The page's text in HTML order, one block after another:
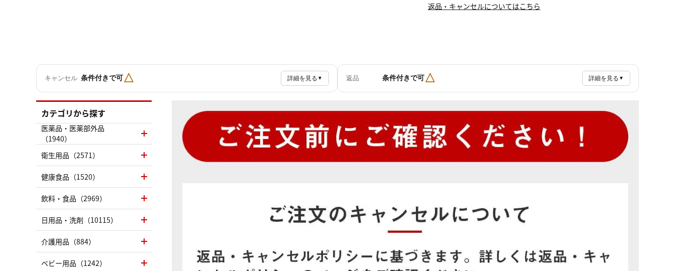
返品・キャンセルについてはこちら
キャンセル 条件付きで可△ 詳細を見る ▼ 返品 条件付きで可△ 詳細を見る ▼
カテゴリから探す
医薬品・医薬部外品
（1940）
衛生用品（2571）
健康食品（1520）
飲料・食品（2969）
日用品・洗剤（10115）
介護用品（884）
ベビー用品（1242）